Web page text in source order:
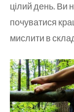
цілий день. Ви
почуватися
мислити в